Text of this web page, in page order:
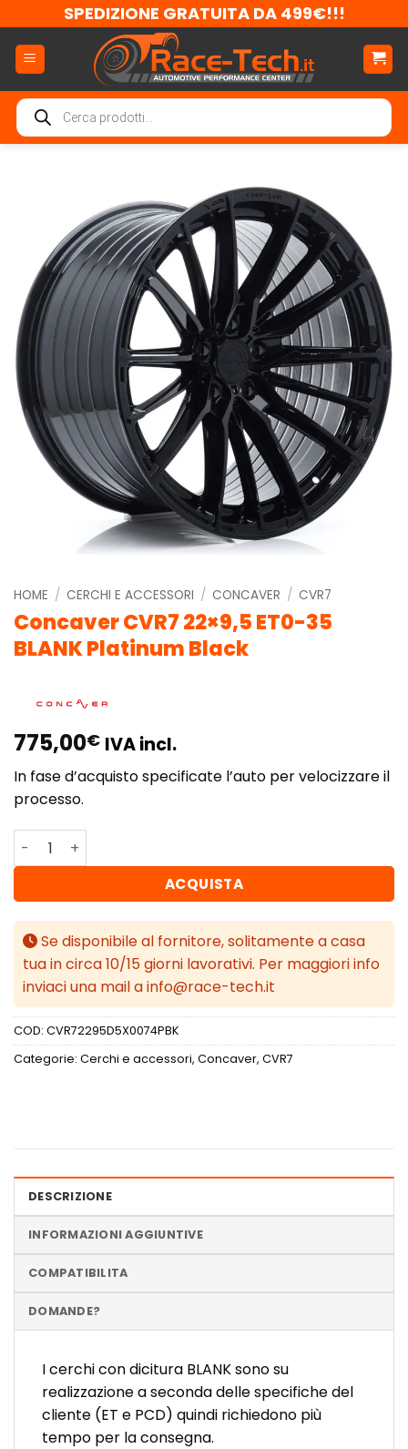
ai
contenuti
SPEDIZIONE GRATUITA DA 499€!!!
Ricerca
prodotti
HOME / CERCHI E ACCESSORI / CONCAVER / CVR7
Concaver CVR7 22×9,5 ET0-35
BLANK Platinum Black
775,00€ IVA incl.
In fase d’acquisto specificate l’auto per velocizzare il
processo.
Concaver CVR7 22x9,5 ET0-35 BLANK Platinum Black
ACQUISTA
Se disponibile al fornitore, solitamente a casa
tua in circa 10/15 giorni lavorativi. Per maggiori info
inviaci una mail a info@race-tech.it
COD: CVR72295D5X0074PBK
Categorie: Cerchi e accessori, Concaver, CVR7
DESCRIZIONE
INFORMAZIONI AGGIUNTIVE
COMPATIBILITA
DOMANDE?
I cerchi con dicitura BLANK sono su
realizzazione a seconda delle specifiche del
cliente (ET e PCD) quindi richiedono più
tempo per la consegna.